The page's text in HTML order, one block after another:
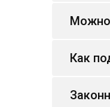
Можно
Как